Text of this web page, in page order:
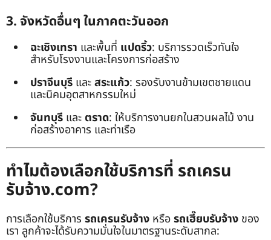
3. จังหวัดอื่นๆ ในภาคตะวันออก
ฉะเชิงเทรา และพื้นที่ แปดริ้ว: บริการรวดเร็วทันใจ
สำหรับโรงงานและโครงการก่อสร้าง
ปราจีนบุรี และสระแก้ว: รองรับงานข้ามเขตชายแดน
และนิคมอุตสาหกรรมใหม่
จันทบุรี และ ตราด: ให้บริการงานยกในสวนผลไม้ งาน
ก่อสร้างอาคาร และท่าเรือ
ทำไมต้องเลือกใช้บริการที่ รถเครน
รับจ้าง.com?
การเลือกใช้บริการ รถเครนรับจ้าง หรือรถเฮี๊ยบรับจ้าง ของ
เรา ลูกค้าจะได้รับความมั่นใจในมาตรฐานระดับสากล: